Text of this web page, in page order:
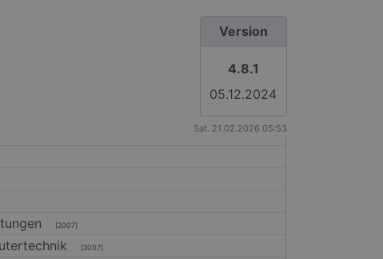
Version
4.8.1
05.12.2024
Sat. 21.02.2026 05:53
[2007]
[2007]